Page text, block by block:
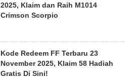
2025, Klaim dan Raih M1014
Crimson Scorpio
Kode Redeem FF Terbaru 23
November 2025, Klaim 58 Hadiah
Gratis Di Sini!